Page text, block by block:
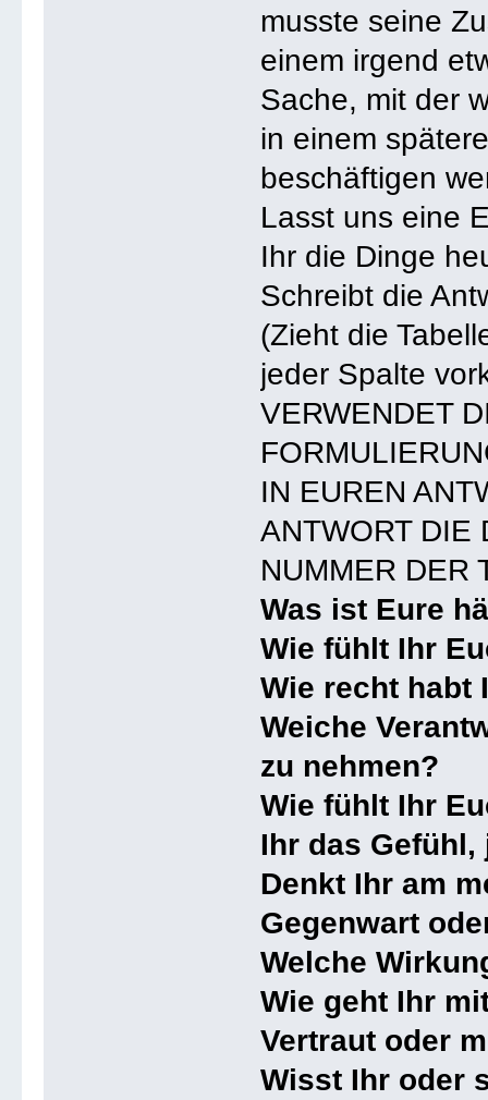
musste seine
einem irgend
Sache, mit der
in einem
beschäftigen
Lasst uns eine
Ihr die Dinge
Schreibt die
(Zieht die
jeder Spalte
VERWENDET
IN EUREN
ANTWORT DIE
NUMMER DER
Was ist Eure
Wie fühlt Ihr
Wie recht habt
Weiche
zu nehmen?
Wie fühlt Ihr
Ihr das Gefühl,
Denkt Ihr am
Gegenwart
Welche
Wie geht Ihr
Vertraut oder
Wisst Ihr oder